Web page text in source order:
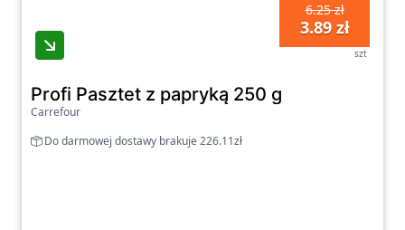
6.25 zł
3.89 zł
szt
Profi Pasztet z papryką 250 g
Carrefour
Do darmowej dostawy brakuje 226.11zł